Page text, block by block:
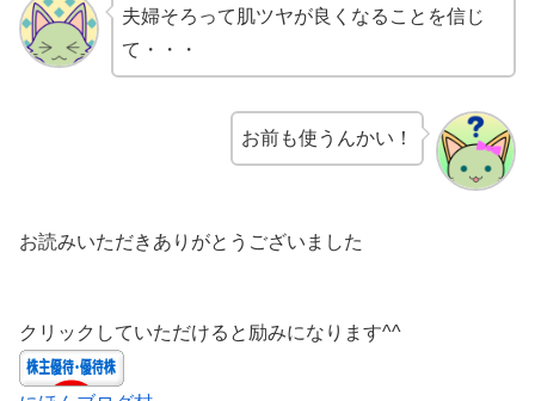
夫婦そろって肌ツヤが良くなることを信じ
て・・・
お前も使うんかい！
お読みいただきありがとうございました
クリックしていただけると励みになります^^